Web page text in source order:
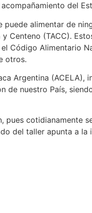
del
puede alimentar de
Centeno (TACC).
Código Alimentario
otros.
Argentina (ACELA),
de nuestro País,
pues cotidianamente
del taller apunta a la